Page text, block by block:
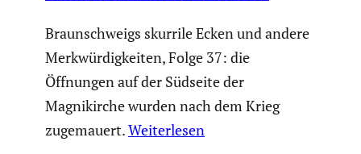
Braunschweigs skurrile Ecken und andere
Merkwürdigkeiten, Folge 37: die
Öffnungen auf der Südseite der
Magnikirche wurden nach dem Krieg
zugemauert.Weiterlesen